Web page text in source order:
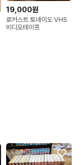
19,000원
로커스트 토네이도 VHS
비디오테이프